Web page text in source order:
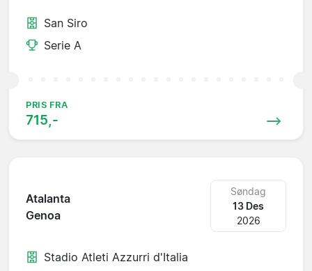
San Siro
Serie A
PRIS FRA
715,-
Atalanta
Genoa
Søndag
13 Des
2026
Stadio Atleti Azzurri d'Italia